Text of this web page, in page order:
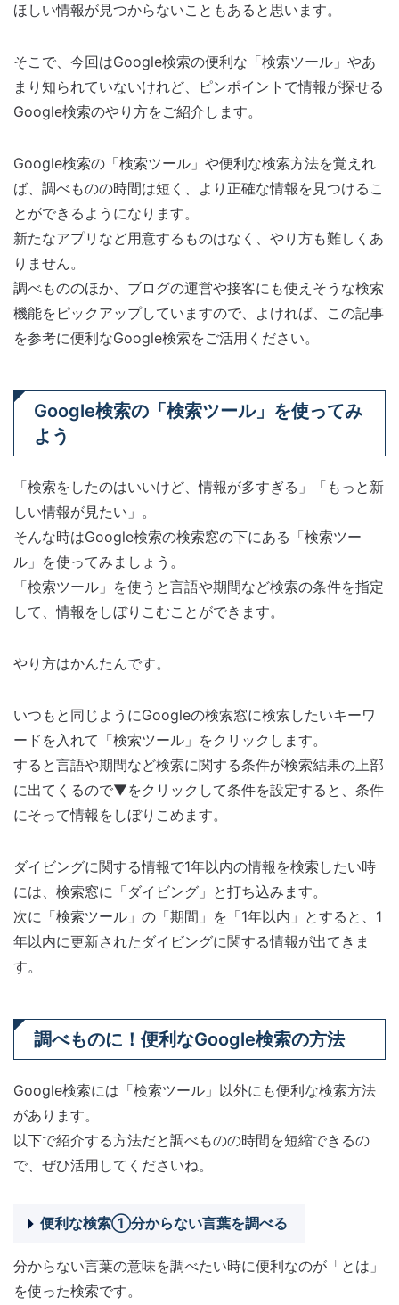
ほしい情報が見つからないこともあると思います。
そこで、今回はGoogle検索の便利な「検索ツール」やあ
まり知られていないけれど、ピンポイントで情報が探せる
Google検索のやり方をご紹介します。
Google検索の「検索ツール」や便利な検索方法を覚えれ
ば、調べものの時間は短く、より正確な情報を見つけるこ
とができるようになります。
新たなアプリなど用意するものはなく、やり方も難しくあ
りません。
調べもののほか、ブログの運営や接客にも使えそうな検索
機能をピックアップしていますので、よければ、この記事
を参考に便利なGoogle検索をご活用ください。
Google検索の「検索ツール」を使ってみ
よう
「検索をしたのはいいけど、情報が多すぎる」「もっと新
しい情報が見たい」。
そんな時はGoogle検索の検索窓の下にある「検索ツー
ル」を使ってみましょう。
「検索ツール」を使うと言語や期間など検索の条件を指定
して、情報をしぼりこむことができます。
やり方はかんたんです。
いつもと同じようにGoogleの検索窓に検索したいキーワ
ードを入れて「検索ツール」をクリックします。
すると言語や期間など検索に関する条件が検索結果の上部
に出てくるので▼をクリックして条件を設定すると、条件
にそって情報をしぼりこめます。
ダイビングに関する情報で1年以内の情報を検索したい時
には、検索窓に「ダイビング」と打ち込みます。
次に「検索ツール」の「期間」を「1年以内」とすると、1
年以内に更新されたダイビングに関する情報が出てきま
す。
調べものに！便利なGoogle検索の方法
Google検索には「検索ツール」以外にも便利な検索方法
があります。
以下で紹介する方法だと調べものの時間を短縮できるの
で、ぜひ活用してくださいね。
便利な検索①分からない言葉を調べる
分からない言葉の意味を調べたい時に便利なのが「とは」
を使った検索です。